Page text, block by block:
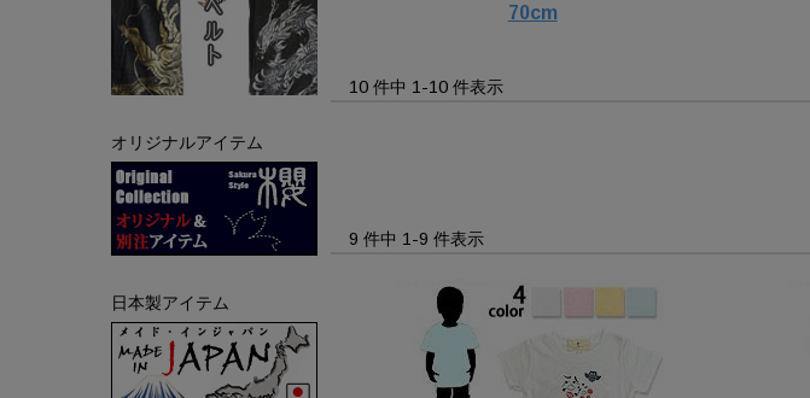
オリジナルアイテム
日本製アイテム
70cm
10 件中 1-10 件表示
9 件中 1-9 件表示